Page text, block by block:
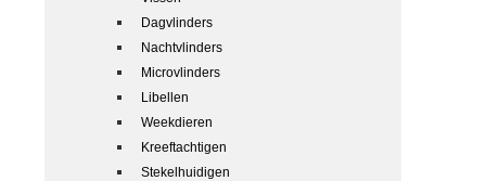
Dagvlinders
Nachtvlinders
Microvlinders
Libellen
Weekdieren
Kreeftachtigen
Stekelhuidigen